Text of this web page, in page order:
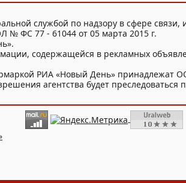
службой по надзору в сфере
№ ФС 77 - 61044 от 05 марта 2015 г.
содержащейся в рекламных
РИА «Новый День» принадлежат
агентства будет преследоваться